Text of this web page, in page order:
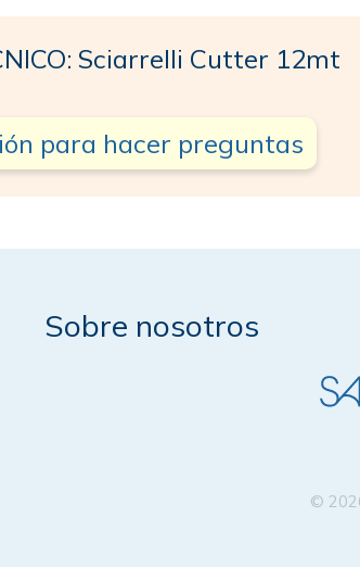
Sciarrelli Cutter 12mt
para hacer preguntas
Sobre nosotros
©